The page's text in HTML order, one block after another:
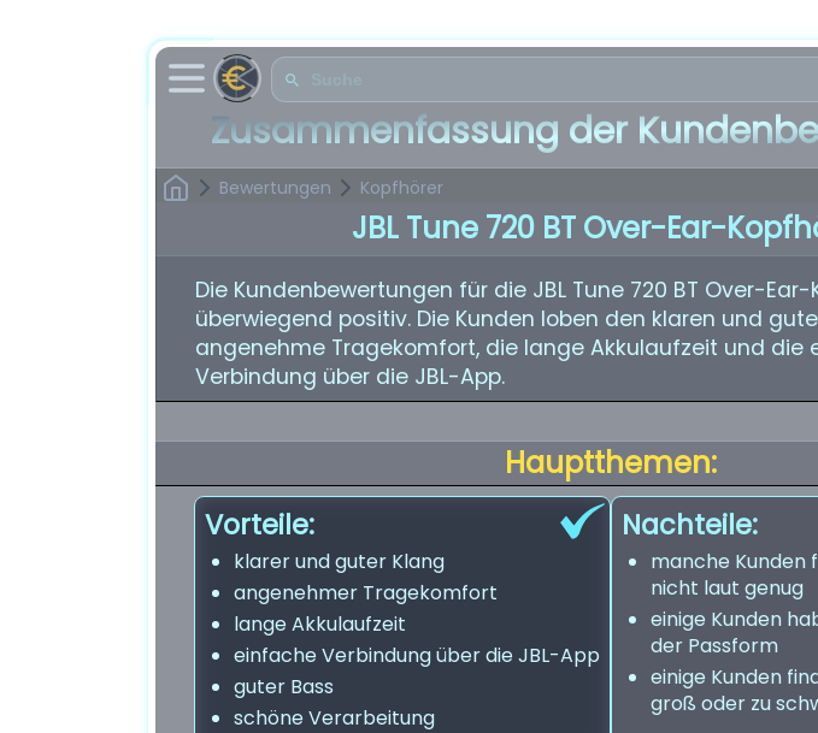
Zusammenfassung der
Bewertungen Kopfhörer
JBL Tune 720 BT Over-Ear-
Die Kundenbewertungen für die JBL Tune 720 BT Over-
überwiegend positiv. Die Kunden loben den klaren und
angenehme Tragekomfort, die lange Akkulaufzeit und die
Verbindung über die JBL-App.
Hauptthemen:
Vorteile:
klarer und guter Klang
angenehmer Tragekomfort
lange Akkulaufzeit
einfache Verbindung über die JBL-App
guter Bass
schöne Verarbeitung
Nachteile:
manche Kunden
nicht laut genug
einige Kunden
der Passform
einige Kunden
groß oder zu